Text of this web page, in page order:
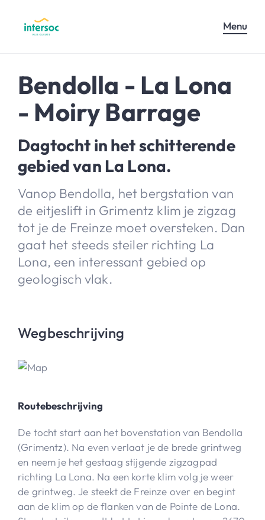
Menu
Bendolla - La Lona
- Moiry Barrage
Dagtocht in het schitterende
gebied van La Lona.
Vanop Bendolla, het bergstation van
de eitjeslift in Grimentz klim je zigzag
tot je de Freinze moet oversteken. Dan
gaat het steeds steiler richting La
Lona, een interessant gebied op
geologisch vlak.
Wegbeschrijving
Routebeschrijving
De tocht start aan het bovenstation van Bendolla
(Grimentz). Na even verlaat je de brede grintweg
en neem je het gestaag stijgende zigzagpad
richting La Lona. Na een korte klim volg je weer
de grintweg. Je steekt de Freinze over en begint
aan de klim op de flanken van de Pointe de Lona.